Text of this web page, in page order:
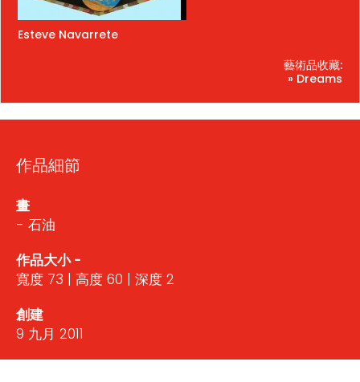
Esteve Navarrete
藝術品收藏:
» Dreams
作品細節
畫
- 石油
作品大小 -
寬度 73 | 高度 60 | 深度 2
創建
9 九月 2011